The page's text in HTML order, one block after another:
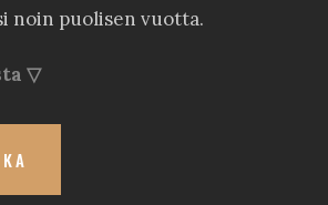
noin puolisen vuotta.
▽